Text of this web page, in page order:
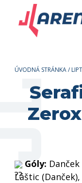
ÚVODNÁ STRÁNKA/
Zerox
Góly:
Láštic